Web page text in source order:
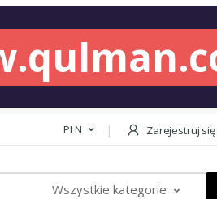
PLN Zarejestruj się
Wszystkie kategorie